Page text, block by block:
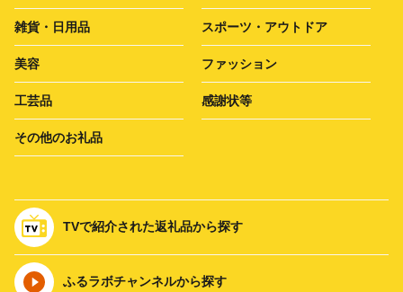
雑貨・日用品 スポーツ・アウトドア
美容 ファッション
工芸品 感謝状等
その他のお礼品
TVで紹介された返礼品から探す
ふるラボチャンネルから探す